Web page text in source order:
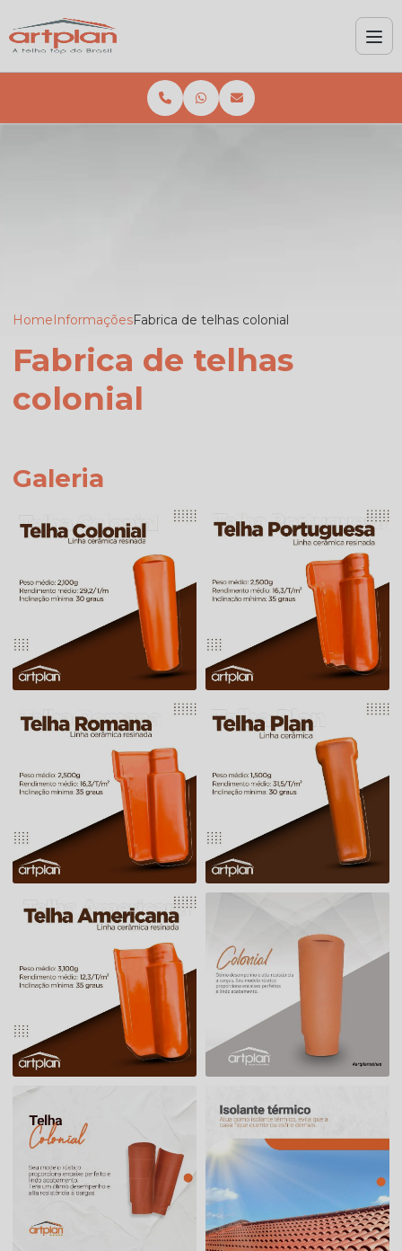
HomeInformaçõesFabrica de telhas colonial
Fabrica de telhas
colonial
Galeria